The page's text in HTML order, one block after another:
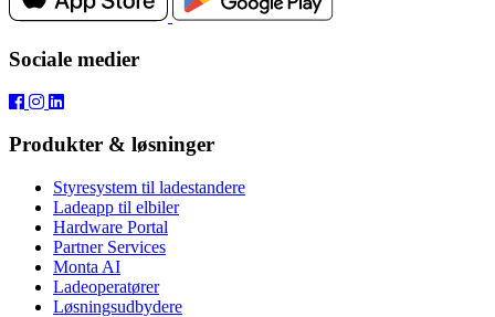
Sociale medier
Produkter & løsninger
Styresystem til ladestandere
Ladeapp til elbiler
Hardware Portal
Partner Services
Monta AI
Ladeoperatører
Løsningsudbydere